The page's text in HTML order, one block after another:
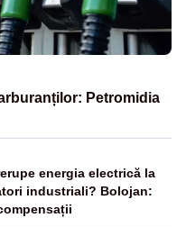
Petromidia
energia electrică la
industriali? Bolojan: